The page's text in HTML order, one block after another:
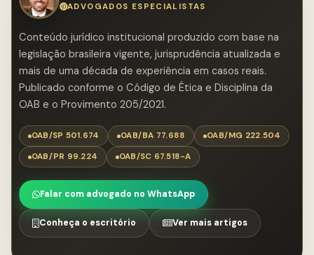
ADVOGADOS ESPECIALISTAS
Conteúdo jurídico institucional produzido com base na
legislação brasileira vigente, jurisprudência atualizada e
mais de uma década de experiência em casos reais.
Publicado conforme o Código de Ética e Disciplina da
OAB e o Provimento 205/2021.
OAB/SP 501.674 OAB/BA 77.688
OAB/MG 222.504
OAB/PR 99.224
OAB/SC 67.518-A
Falar com advogado no WhatsApp
Conheça o escritório Ver mais artigos